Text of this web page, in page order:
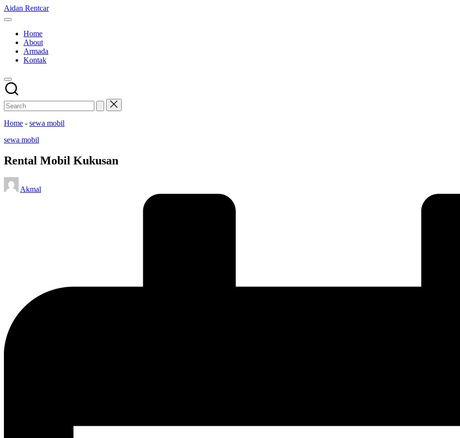
Skip
to
Aidan Rentcar
Rental
MurahHome
About
Armada
Kontak
Home - sewa mobil
Posted
sewa mobil
Rental Mobil Kukusan
Posted
by
Akmal